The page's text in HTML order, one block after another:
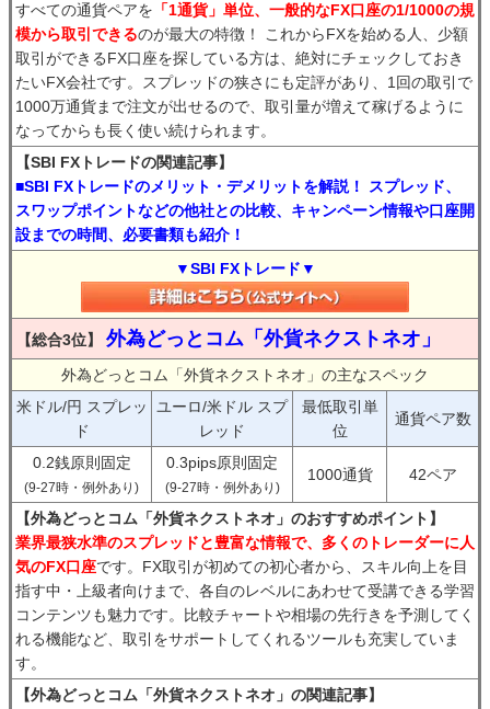
すべての通貨ペアを 「1通貨」単位、一般的なFX口座の1/1000の規
模から取引できるのが最大の特徴！ これからFXを始める人、少額
取引ができるFX口座を探している方は、絶対にチェックしておき
たいFX会社です。スプレッドの狭さにも定評があり、1回の取引で
1000万通貨まで注文が出せるので、取引量が増えて稼げるように
なってからも長く使い続けられます。
【SBI FXトレードの関連記事】
■SBI FXトレードのメリット・デメリットを解説！ スプレッド、
スワップポイントなどの他社との比較、キャンペーン情報や口座開
設までの時間、必要書類も紹介！
▼SBI FXトレード▼
【総合3位】 外為どっとコム「外貨ネクストネオ」
外為どっとコム「外貨ネクストネオ」の主なスペック
米ドル/円 スプレッ
ド
ユーロ/米ドル スプ
レッド
最低取引単
位
通貨ペア数
0.2銭原則固定
(9-27時・例外あり)
0.3pips原則固定
(9-27時・例外あり)
1000通貨 42ペア
【外為どっとコム「外貨ネクストネオ」のおすすめポイント】
業界最狭水準のスプレッドと豊富な情報で、多くのトレーダーに人
気のFX口座です。FX取引が初めての初心者から、スキル向上を目
指す中・上級者向けまで、各自のレベルにあわせて受講できる学習
コンテンツも魅力です。比較チャートや相場の先行きを予測してく
れる機能など、取引をサポートしてくれるツールも充実していま
す。
【外為どっとコム「外貨ネクストネオ」の関連記事】